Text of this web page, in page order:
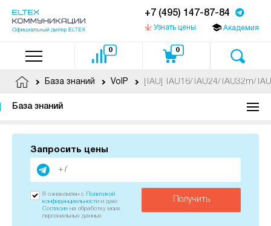
+7 (495) 147-87-84
Узнать цены Академия
0 0
База знаний VoIP
База знаний
Запросить цены
Получить
Я ознакомлен с
Политикой
конфиденциальности и даю
Согласие на обработку моих
персональных данных